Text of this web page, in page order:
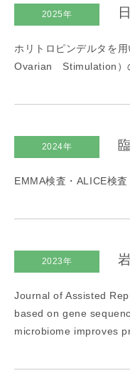
不
妊
併
2025年
ホリトロピンデルタを
Ovarian Stimulation）
2024年
EMMA検査・ALICE検査
2023年
Journal of Assisted
based on gene
microbiome improves